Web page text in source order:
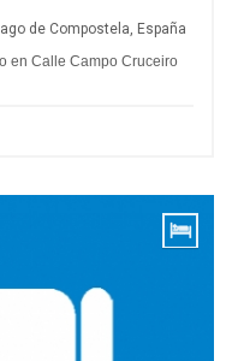
de Compostela, España
en Calle Campo Cruceiro